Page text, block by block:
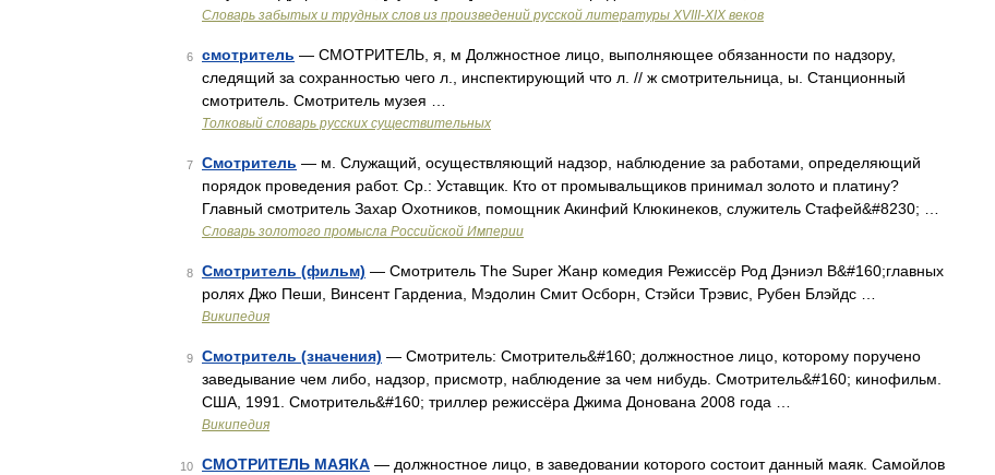
Словарь забытых и трудных слов из произведений русской литературы ХVIII-ХIХ веков
6 смотритель — СМОТРИТЕЛЬ, я, м Должностное лицо, выполняющее обязанности по надзору,
следящий за сохранностью чего л., инспектирующий что л. // ж смотрительница, ы. Станционный
смотритель. Смотритель музея …
Толковый словарь русских существительных
7 Смотритель — м. Служащий, осуществляющий надзор, наблюдение за работами, определяющий
порядок проведения работ. Ср.: Уставщик. Кто от промывальщиков принимал золото и платину?
Главный смотритель Захар Охотников, помощник Акинфий Клюкинеков, служитель Стафей&#8230; …
Словарь золотого промысла Российской Империи
8 Смотритель (фильм) — Смотритель The Super Жанр комедия Режиссёр Род Дэниэл В&#160;главных
ролях Джо Пеши, Винсент Гардениа, Мэдолин Смит Осборн, Стэйси Трэвис, Рубен Блэйдс …
Википедия
9 Смотритель (значения) — Смотритель: Смотритель&#160; должностное лицо, которому поручено
заведывание чем либо, надзор, присмотр, наблюдение за чем нибудь. Смотритель&#160; кинофильм.
США, 1991. Смотритель&#160; триллер режиссёра Джима Донована 2008 года …
Википедия
10 СМОТРИТЕЛЬ МАЯКА — должностное лицо, в заведовании которого состоит данный маяк. Самойлов